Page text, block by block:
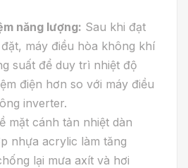
năng lượng: Sau khi đạt
máy điều hòa không khí
suất để duy trì nhiệt độ
điện hơn so với máy điều
inverter.
mặt cánh tản nhiệt dàn
nhựa acrylic làm tăng
lại mưa axít và hơi